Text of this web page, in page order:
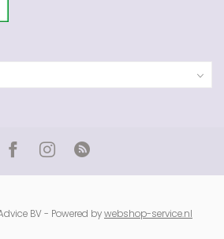
BV - Powered bywebshop-service.nl